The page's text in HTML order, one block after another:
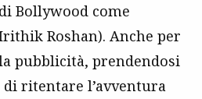
Bollywood come
Roshan). Anche per
pubblicità, prendendosi
ritentare l’avventura